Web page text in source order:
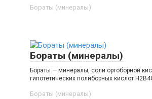
Бораты (минералы)‎
Бораты (минералы)
Бораты — минералы, соли ортоборной
гипотетических полиборных кислот
Бораты (минералы)‎